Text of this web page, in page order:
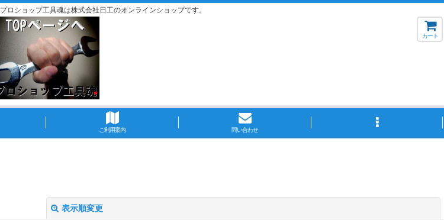
ロショップ工具魂は株式会社日工のオンラインショップです。
カート
ご利用案内 問い合わせ
表示順変更